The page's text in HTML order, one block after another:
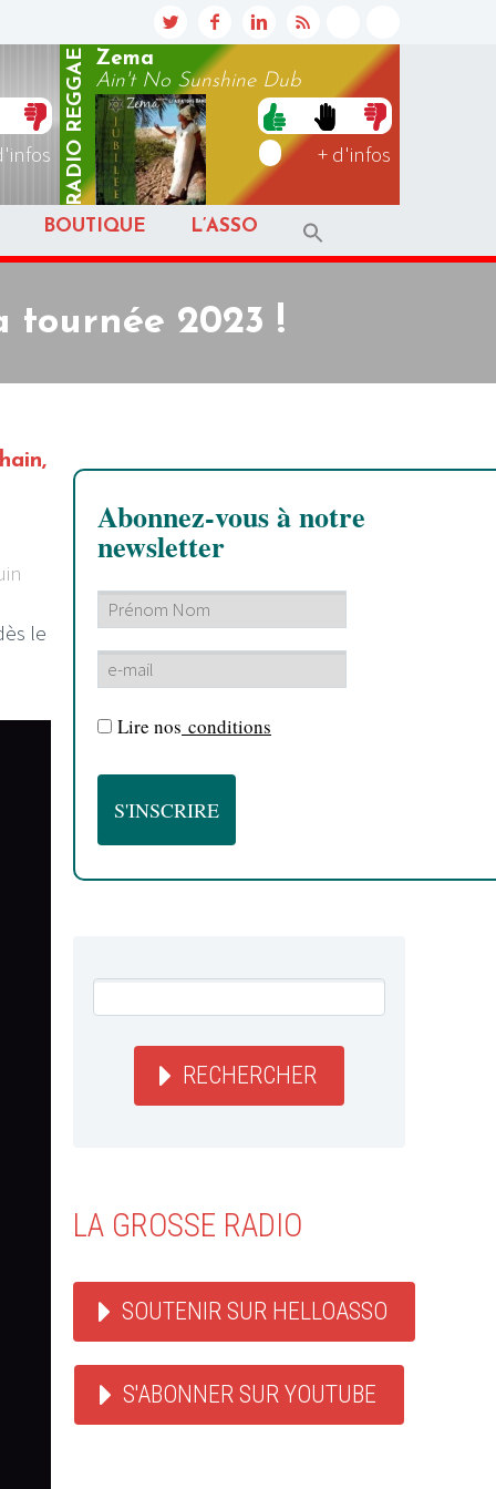
RADIO
REGGAE
Zema
Ain't No Sunshine Dub
+ d'infos
BOUTIQUE L’ASSO
tournée 2023 !
le
Abonnez-vous à notre
newsletter
Lire nos conditions
RECHERCHER
LA GROSSE RADIO
SOUTENIR SUR HELLOASSO
S'ABONNER SUR YOUTUBE